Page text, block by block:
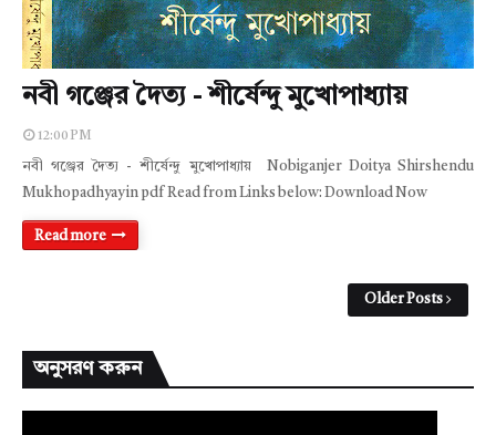
নবী গঞ্জের দৈত্য - শীর্ষেন্দু মুখোপাধ্যায়
12:00 PM
নবী গঞ্জের দৈত্য - শীর্ষেন্দু মুখোপাধ্যায় Nobiganjer Doitya Shirshendu
Mukhopadhyay in pdf Read from Links below: Download Now
Read more
Older Posts
অনুসরণ করুন